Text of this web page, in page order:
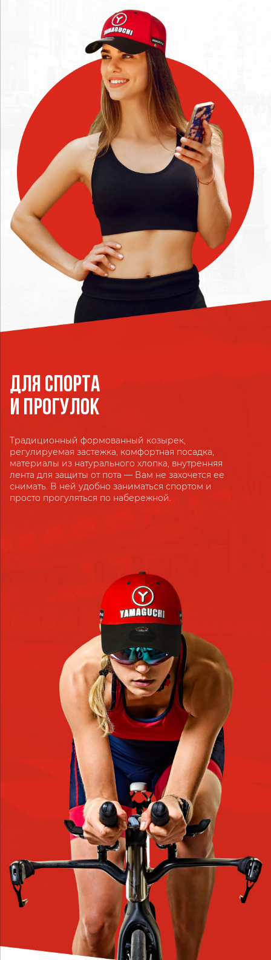
Для спорта
и прогулок
Традиционный формованный козырек,
регулируемая застежка, комфортная посадка,
материалы из натурального хлопка, внутренняя
лента для защиты от пота — Вам не захочется ее
снимать. В ней удобно заниматься спортом и
просто прогуляться по набережной.